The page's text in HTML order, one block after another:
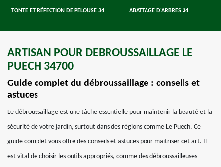
TONTE ET RÉFECTION DE PELOUSE 34 ABATTAGE D'ARBRES 34
ARTISAN POUR DEBROUSSAILLAGE LE
PUECH 34700
Guide complet du débroussaillage : conseils et
astuces
Le débroussaillage est une tâche essentielle pour maintenir la beauté et la
sécurité de votre jardin, surtout dans des régions comme Le Puech. Ce
guide complet vous offre des conseils et astuces pour maîtriser cet art. Il
est vital de choisir les outils appropriés, comme des débroussailleuses